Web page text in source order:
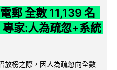
郵 全數 11,139 名
家:人為疏忽+系統
放榜之際，因人為疏忽向全數